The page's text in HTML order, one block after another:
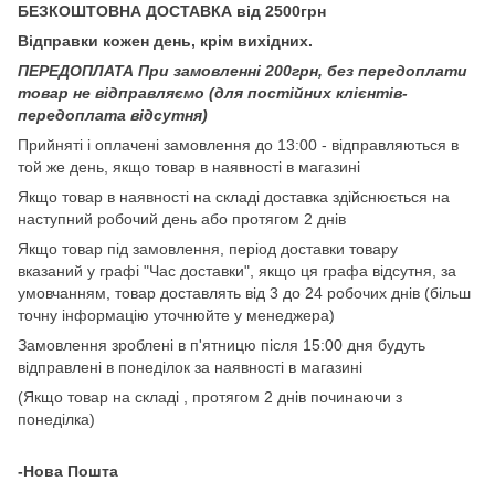
БЕЗКОШТОВНА ДОСТАВКА від 2500грн
Відправки кожен день, крім вихідних.
ПЕРЕДОПЛАТА При замовленні 200грн, без передоплати
товар не відправляємо (для постійних клієнтів-
передоплата відсутня)
Прийняті і оплачені замовлення до 13:00 - відправляються в
той же день, якщо товар в наявності в магазині
Якщо товар в наявності на складі доставка здійснюється на
наступний робочий день або протягом 2 днів
Якщо товар під замовлення, період доставки товару
вказаний у графі "Час доставки", якщо ця графа відсутня, за
умовчанням, товар доставлять від 3 до 24 робочих днів (більш
точну інформацію уточнюйте у менеджера)
Замовлення зроблені в п'ятницю після 15:00 дня будуть
відправлені в понеділок за наявності в магазині
(Якщо товар на складі , протягом 2 днів починаючи з
понеділка)
-Нова Пошта